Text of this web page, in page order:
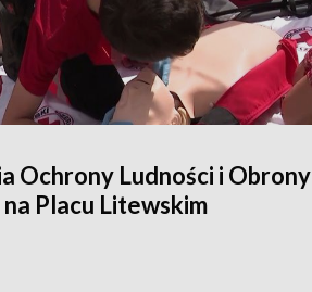
Ochrony Ludności i Obrony
Placu Litewskim